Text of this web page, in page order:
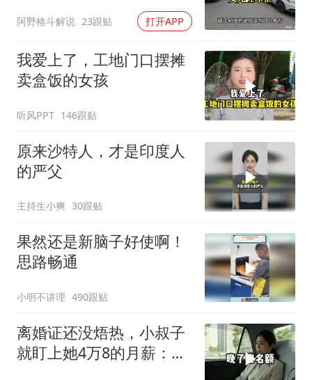
阿野格斗解说 23跟贴 打开APP
我爱上了，工地门口摆摊
卖盒饭的女孩
听风PPT 146跟贴
原来沙特人，才是印度人
的严父
主持生小爽 30跟贴
果然还是新脑子好使啊！
思路畅通
小明不讲理 490跟贴
离婚证还没焐热，小叔子
就盯上她4万8的月薪：转